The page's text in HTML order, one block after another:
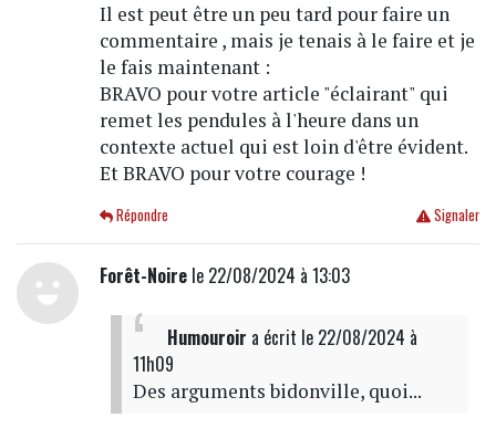
Il est peut être un peu tard pour faire un
commentaire , mais je tenais à le faire et je
le fais maintenant :
BRAVO pour votre article "éclairant" qui
remet les pendules à l'heure dans un
contexte actuel qui est loin d'être évident.
Et BRAVO pour votre courage !
Signaler
Répondre
Forêt-Noirele 22/08/2024 à 13:03
Humouroir a écrit le 22/08/2024 à
11h09
Des arguments bidonville, quoi...